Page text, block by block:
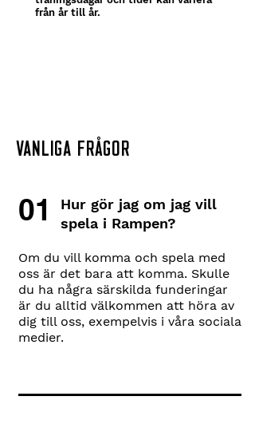
från år till år.
VANLIGA FRÅGOR
01
Hur gör jag om jag vill
spela i Rampen?
Om du vill komma och spela med
oss är det bara att komma. Skulle
du ha några särskilda funderingar
är du alltid välkommen att höra av
dig till oss, exempelvis i våra sociala
medier.